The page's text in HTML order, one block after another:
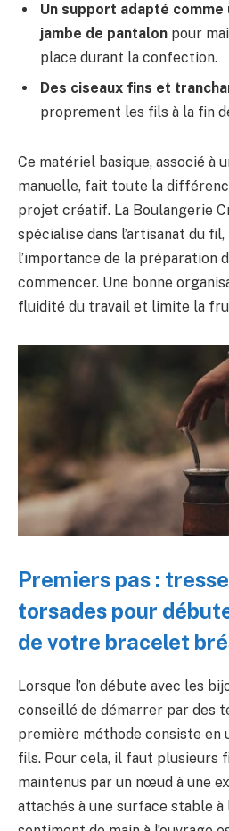
Un support adapté comme
jambe de pantalon pour
place durant la confection.
Des ciseaux fins et
proprement les fils à la fin
Ce matériel basique, associé à
manuelle, fait toute la
projet créatif. La Boulangerie
spécialise dans l’artisanat du
l’importance de la préparation
commencer. Une bonne
fluidité du travail et limite la
Premiers pas :
torsades pour
de votre bracelet
Lorsque l’on débute avec les
conseillé de démarrer par des
première méthode consiste en
fils. Pour cela, il faut plusieurs
maintenus par un nœud à une
attachés à une surface stable à